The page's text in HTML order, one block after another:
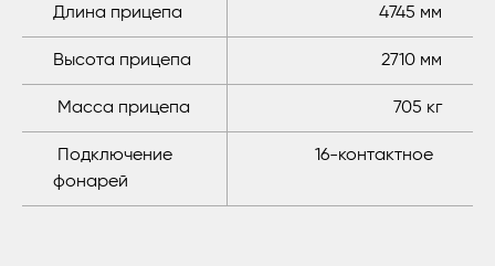
Длина прицепа 4745 мм
Высота прицепа 2710 мм
Масса прицепа 705 кг
Подключение
фонарей
16-контактное